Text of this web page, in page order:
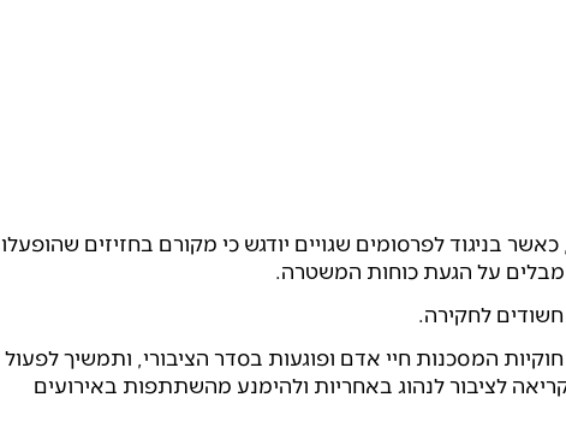
בניגוד לפרסומים שגויים יודגש כי מקורם בחזיזים שהופעלו
על הגעת כוחות המשטרה.
המסכנות חיי אדם ופוגעות בסדר הציבורי, ותמשיך לפעול
לציבור לנהוג באחריות ולהימנע מהשתתפות באירועים